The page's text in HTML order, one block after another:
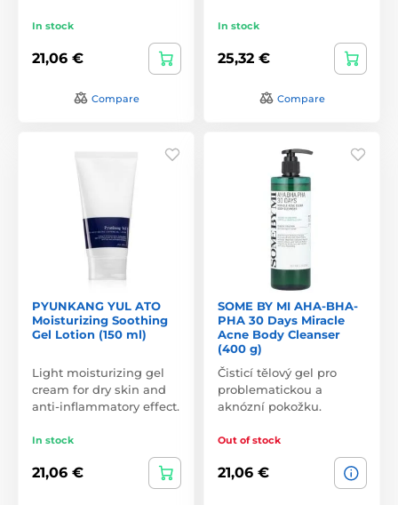
In stock
21,06 €
Compare
In stock
25,32 €
Compare
PYUNKANG YUL ATO
Moisturizing Soothing
Gel Lotion (150 ml)
Light moisturizing gel
cream for dry skin and
anti-inflammatory effect.
In stock
21,06 €
SOME BY MI AHA-BHA-
PHA 30 Days Miracle
Acne Body Cleanser
(400 g)
Čisticí tělový gel pro
problematickou a
aknózní pokožku.
Out of stock
21,06 €